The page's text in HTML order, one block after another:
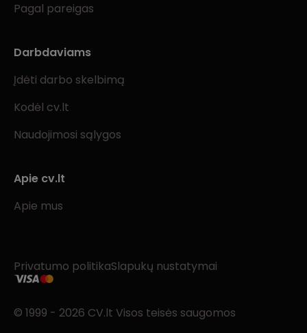
Pagal pareigas
Darbdaviams
Įdėti darbo skelbimą
Kodėl cv.lt
Naudojimosi sąlygos
Apie cv.lt
Apie mus
Privatumo politikaSlapukų nustatymai
© 1999 - 2026 CV.lt Visos teisės saugomos